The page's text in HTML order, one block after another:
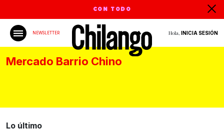
CON TODO
NEWSLETTER Hola, INICIA SESIÓN
Mercado Barrio Chino
Lo último